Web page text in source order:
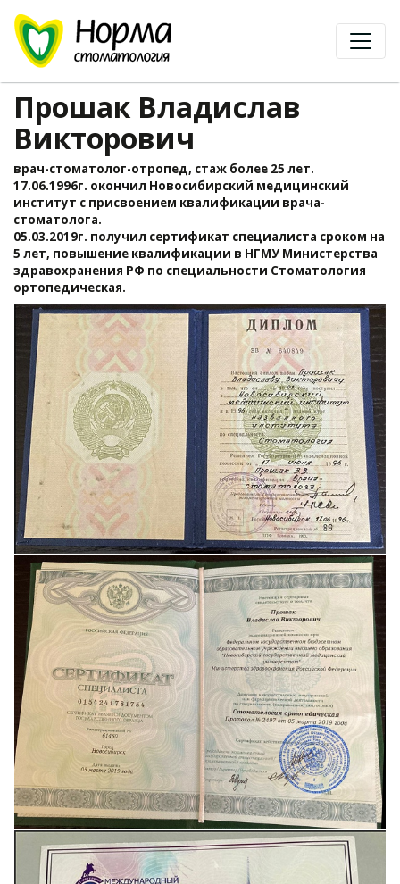
Прошак Владислав
Викторович
врач-стоматолог-отропед, стаж более 25 лет.
17.06.1996г. окончил Новосибирский медицинский
институт с присвоением квалификации врача-
стоматолога.
05.03.2019г. получил сертификат специалиста сроком на
5 лет, повышение квалификации в НГМУ Министерства
здравохранения РФ по специальности Стоматология
ортопедическая.